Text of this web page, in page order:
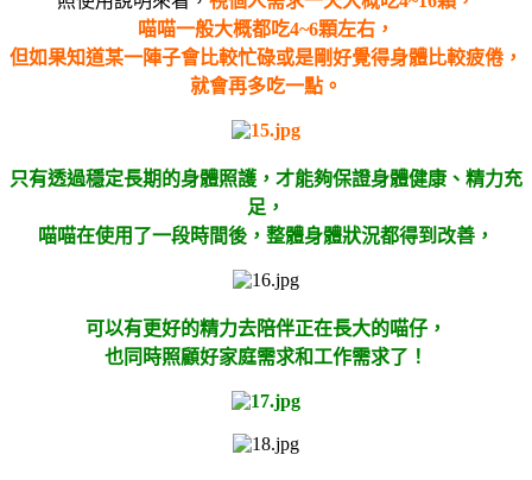
喵喵一般大概都吃4~6顆左右，
但如果知道某一陣子會比較忙碌或是剛好覺得身體比較疲倦，
就會再多吃一點。
只有透過穩定長期的身體照護，才能夠保證身體健康、精力充
足，
喵喵在使用了一段時間後，整體身體狀況都得到改善，
可以有更好的精力去陪伴正在長大的喵仔，
也同時照顧好家庭需求和工作需求了！